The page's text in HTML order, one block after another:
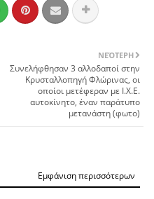
ΝΕΌΤΕΡΗ
Συνελήφθησαν 3 αλλοδαποί στην
Κρυσταλλοπηγή Φλώρινας, οι
οποίοι μετέφεραν με Ι.Χ.Ε.
αυτοκίνητο, έναν παράτυπο
μετανάστη (φωτο)
Εμφάνιση περισσότερων